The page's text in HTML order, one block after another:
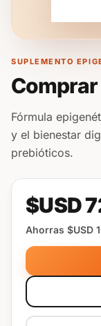
SUPLEMENTO
Fórmula
y el bienestar
prebióticos.
$USD
Ahorras $USD